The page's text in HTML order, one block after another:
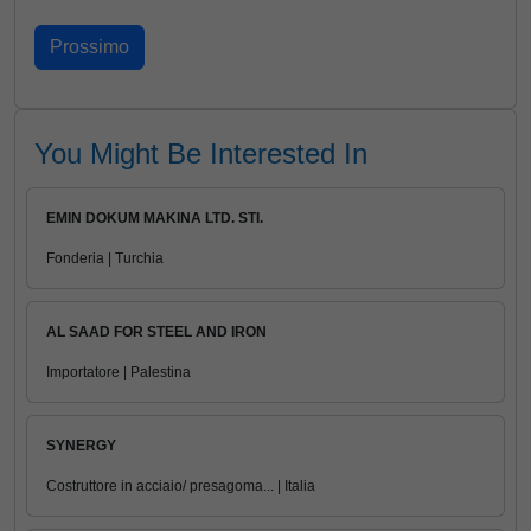
You Might Be Interested In
EMIN DOKUM MAKINA LTD. STI.
Fonderia | Turchia
AL SAAD FOR STEEL AND IRON
Importatore | Palestina
SYNERGY
Costruttore in acciaio/ presagoma... | Italia